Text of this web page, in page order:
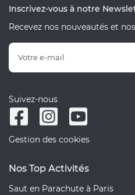
Inscrivez-vous à notre
Recevez nos nouveautés et
Suivez-nous
Gestion des cookies
Nos Top Activités
Saut en Parachute à Paris